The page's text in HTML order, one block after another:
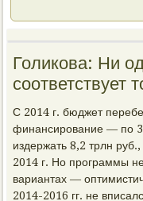
Голикова: Ни
соответствует
С 2014 г. бюджет
финансирование — по
издержать 8,2 трлн
2014 г. Но программы
вариантах —
2014-2016 гг. не